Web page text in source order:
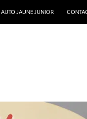
AUTO JAUNE JUNIOR